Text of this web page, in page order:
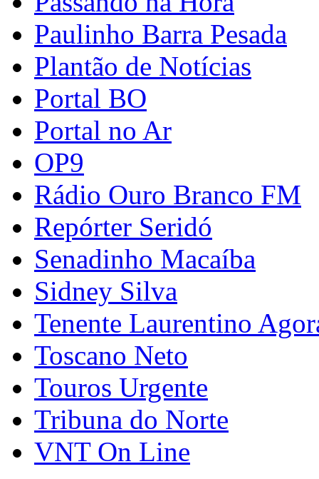
Paulinho Barra Pesada
Plantão de Notícias
Portal BO
Portal no Ar
OP9
Rádio Ouro Branco FM
Repórter Seridó
Senadinho Macaíba
Sidney Silva
Tenente Laurentino
Toscano Neto
Touros Urgente
Tribuna do Norte
VNT On Line